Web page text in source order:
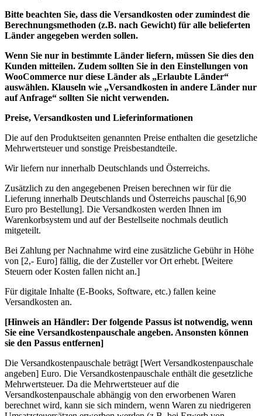
Bitte beachten Sie, dass die Versandkosten oder zumindest die
Berechnungsmethoden (z.B. nach Gewicht) für alle belieferten
Länder angegeben werden sollen.
Wenn Sie nur in bestimmte Länder liefern, müssen Sie dies den
Kunden mitteilen. Zudem sollten Sie in den Einstellungen von
WooCommerce nur diese Länder als „Erlaubte Länder“
auswählen. Klauseln wie „Versandkosten in andere Länder nur
auf Anfrage“ sollten Sie nicht verwenden.
Preise, Versandkosten und Lieferinformationen
Die auf den Produktseiten genannten Preise enthalten die gesetzliche
Mehrwertsteuer und sonstige Preisbestandteile.
Wir liefern nur innerhalb Deutschlands und Österreichs.
Zusätzlich zu den angegebenen Preisen berechnen wir für die
Lieferung innerhalb Deutschlands und Österreichs pauschal [6,90
Euro pro Bestellung]. Die Versandkosten werden Ihnen im
Warenkorbsystem und auf der Bestellseite nochmals deutlich
mitgeteilt.
Bei Zahlung per Nachnahme wird eine zusätzliche Gebühr in Höhe
von [2,- Euro] fällig, die der Zusteller vor Ort erhebt. [Weitere
Steuern oder Kosten fallen nicht an.]
Für digitale Inhalte (E-Books, Software, etc.) fallen keine
Versandkosten an.
[Hinweis an Händler: Der folgende Passus ist notwendig, wenn
Sie eine Versandkostenpauschale angeben. Ansonsten können
sie den Passus entfernen]
Die Versandkostenpauschale beträgt [Wert Versandkostenpauschale
angeben] Euro. Die Versandkostenpauschale enthält die gesetzliche
Mehrwertsteuer. Da die Mehrwertsteuer auf die
Versandkostenpauschale abhängig von den erworbenen Waren
berechnet wird, kann sie sich mindern, wenn Waren zu niedrigeren